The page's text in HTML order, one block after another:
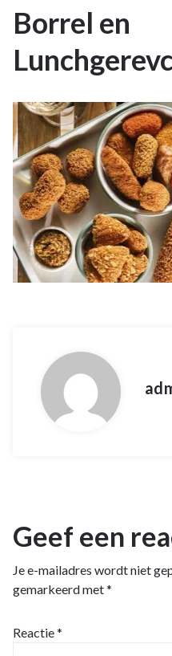
10
OKT 2023
Borrel en
Geef een
Je e-mailadres wordt niet
gemarkeerd met*
Reactie*